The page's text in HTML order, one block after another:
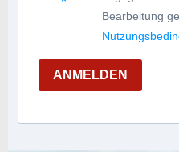
Bearbeitung
ANMELDEN